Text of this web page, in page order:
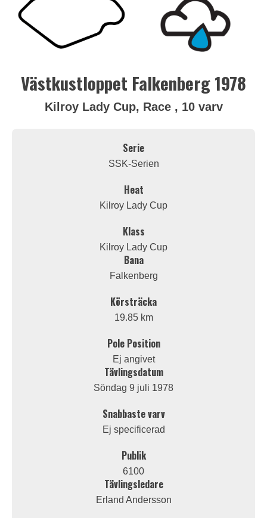
Västkustloppet Falkenberg 1978
Kilroy Lady Cup, Race , 10 varv
Serie
SSK-Serien
Heat
Kilroy Lady Cup
Klass
Kilroy Lady Cup
Bana
Falkenberg
Körsträcka
19.85 km
Pole Position
Ej angivet
Tävlingsdatum
Söndag 9 juli 1978
Snabbaste varv
Ej specificerad
Publik
6100
Tävlingsledare
Erland Andersson